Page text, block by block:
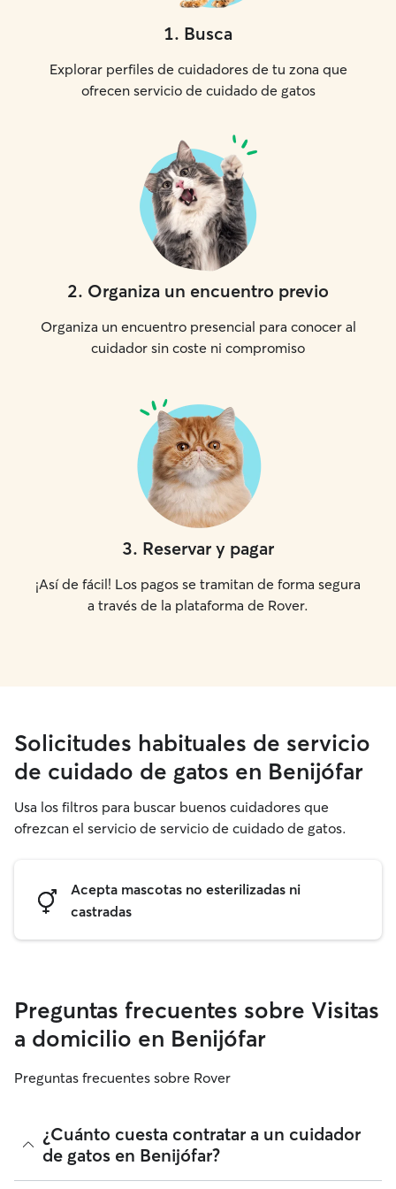
1. Busca
Explorar perfiles de cuidadores de tu zona que
ofrecen servicio de cuidado de gatos
2. Organiza un encuentro previo
Organiza un encuentro presencial para conocer al
cuidador sin coste ni compromiso
3. Reservar y pagar
¡Así de fácil! Los pagos se tramitan de forma segura
a través de la plataforma de Rover.
Solicitudes habituales de servicio
de cuidado de gatos en Benijófar
Usa los filtros para buscar buenos cuidadores que
ofrezcan el servicio de servicio de cuidado de gatos.
Acepta mascotas no esterilizadas ni
castradas
Preguntas frecuentes sobre Visitas
a domicilio en Benijófar
Preguntas frecuentes sobre Rover
¿Cuánto cuesta contratar a un cuidador
de gatos en Benijófar?